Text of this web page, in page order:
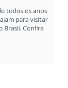
todos os anos
para visitar
Brasil. Confira